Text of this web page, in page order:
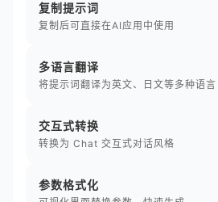
复制提示词
复制后可直接在AI应用中使用
多语言翻译
将提示词翻译为英文、日文等多种语言
交互式转换
转换为 Chat 交互式对话风格
参数格式化